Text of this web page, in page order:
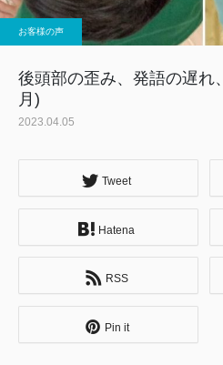
お客様の声
後頭部の歪み、発語の遅れ
月)
2023.04.05
Tweet
Hatena
RSS
Pin it